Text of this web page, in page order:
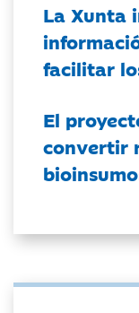
La Xunta
facilitar
El
convertir